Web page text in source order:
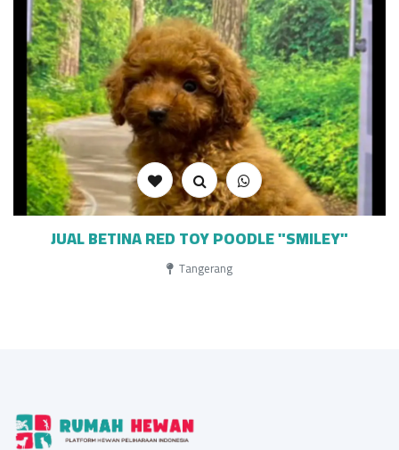
JUAL BETINA RED TOY POODLE "SMILEY"
Tangerang